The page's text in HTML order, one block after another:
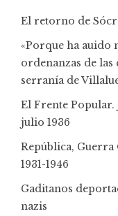
El retorno de
«Porque ha auido
ordenanzas de
serranía de
El Frente
julio 1936
República,
1931-1946
Gaditanos
nazis